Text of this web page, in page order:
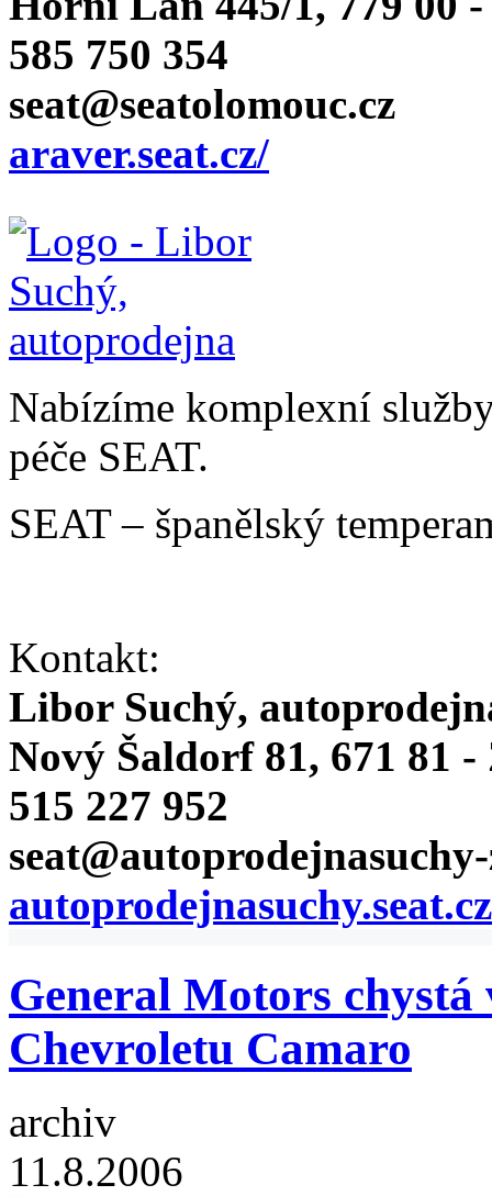
585 750 354
seat@seatolomouc.cz
araver.seat.cz/
Nabízíme komplexní
péče SEAT.
SEAT – španělský
Kontakt:
Libor Suchý,
Nový Šaldorf 81, 671 81
515 227 952
General Motors chystá
Chevroletu Camaro
archiv
11.8.2006